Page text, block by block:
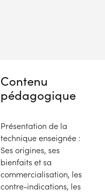
Contenu
pédagogique
Présentation de la
technique enseignée :
Ses origines, ses
bienfaits et sa
commercialisation, les
contre-indications, les